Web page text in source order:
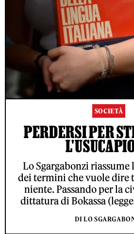
SOCIETÀ
PERDERSI PER
Lo Sgargabonzi
dei termini che vuole dire
niente. Passando per la
dittatura di Bokassa
DI LO